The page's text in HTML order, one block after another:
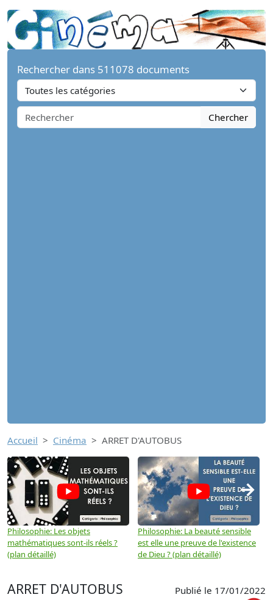
Rechercher dans 511078 documents
Chercher
Accueil Cinéma ARRET D'AUTOBUS
Philosophie: Les objets
mathématiques sont-ils réels ?
(plan détaillé)
Philosophie: La beauté sensible
est elle une preuve de l'existence
de Dieu ? (plan détaillé)
→
ARRET D'AUTOBUS Publié le 17/01/2022